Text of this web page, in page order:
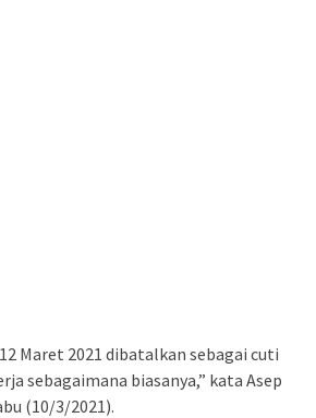
Maret 2021 dibatalkan sebagai cuti
sebagaimana biasanya,” kata Asep
(10/3/2021).